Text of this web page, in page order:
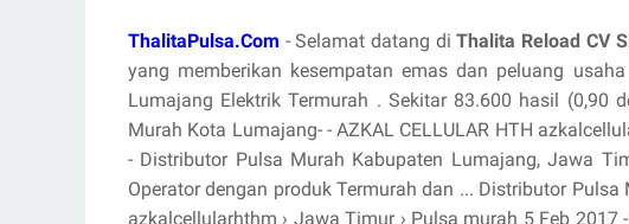
ThalitaPulsa.Com - Selamat datang diThalita Reload CV
yang memberikan kesempatan emas dan peluang
Lumajang Elektrik Termurah . Sekitar 83.600 hasil (0,90
Murah Kota Lumajang- - AZKAL CELLULAR HTH
- Distributor Pulsa Murah Kabupaten Lumajang, Jawa
Operator dengan produk Termurah dan ... Distributor
azkalcellularhthm › Jawa Timur › Pulsa murah 5 Feb